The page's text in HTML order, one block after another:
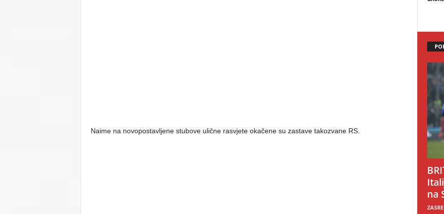
Naime na novopostavljene stubove ulične rasvjete okačene su zastave takozvane RS.
na